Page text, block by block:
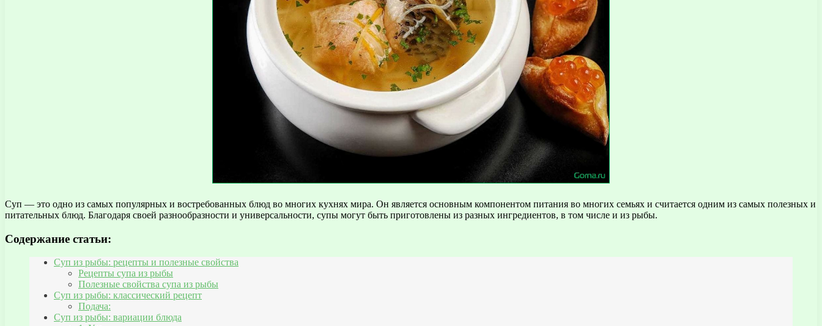
Суп — это одно из самых популярных и востребованных блюд во многих кухнях мира. Он является основным компонентом питания во многих семьях и считается одним из самых полезных и
питательных блюд. Благодаря своей разнообразности и универсальности, супы могут быть приготовлены из разных ингредиентов, в том числе и из рыбы.
Содержание статьи:
Суп из рыбы: рецепты и полезные свойства
Рецепты супа из рыбы
Полезные свойства супа из рыбы
Суп из рыбы: классический рецепт
Подача:
Суп из рыбы: вариации блюда